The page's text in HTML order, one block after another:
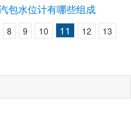
包水位计有哪些组成
8 9 10 11 12
13